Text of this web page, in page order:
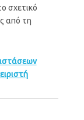
σχετικό
από τη